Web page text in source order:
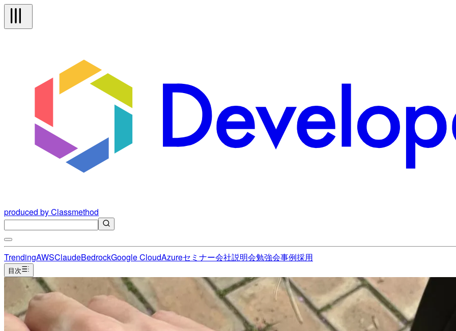
produced by Classmethod
TrendingAWSClaudeBedrockGoogle CloudAzureセミナー会社説明会勉強会事例採用
目次